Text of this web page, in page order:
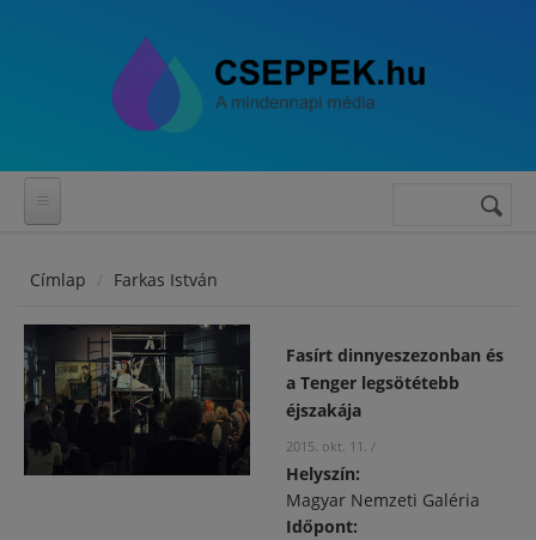
Keresés
Címlap Farkas István
Fasírt dinnyeszezonban és
a Tenger legsötétebb
éjszakája
2015. okt. 11. /
Helyszín:
Magyar Nemzeti Galéria
Időpont: